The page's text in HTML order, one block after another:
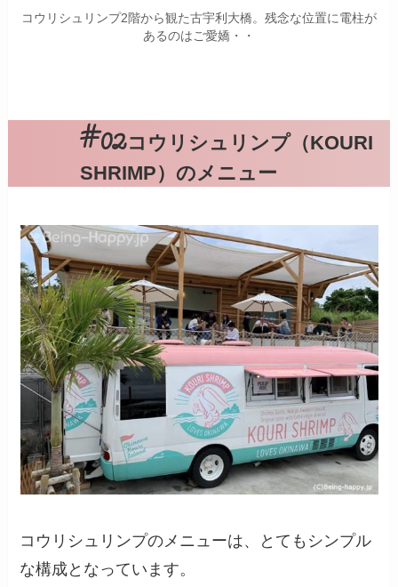
コウリシュリンプ2階から観た古宇利大橋。残念な位置に電柱が
あるのはご愛嬌・・
コウリシュリンプ（KOURI
SHRIMP）のメニュー
コウリシュリンプのメニューは、とてもシンプル
な構成となっています。